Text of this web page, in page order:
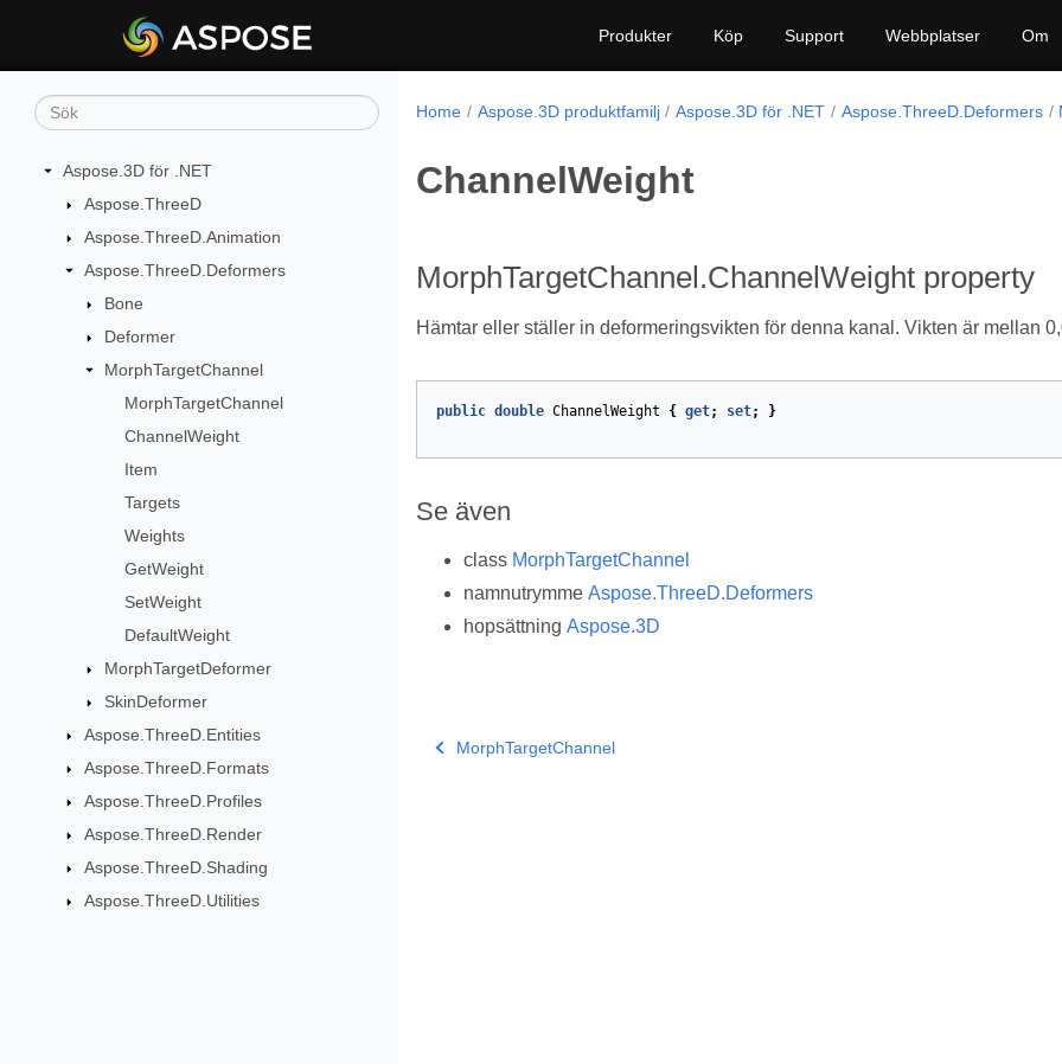
Produkter Köp Support Webbplatser Om
Aspose.3D för .NET
Aspose.ThreeD
Aspose.ThreeD.Animation
Aspose.ThreeD.Deformers
Bone
Deformer
MorphTargetChannel
MorphTargetChannel
ChannelWeight
Item
Targets
Weights
GetWeight
SetWeight
DefaultWeight
MorphTargetDeformer
SkinDeformer
Aspose.ThreeD.Entities
Aspose.ThreeD.Formats
Aspose.ThreeD.Profiles
Aspose.ThreeD.Render
Aspose.ThreeD.Shading
Aspose.ThreeD.Utilities
Home Aspose.3D produktfamilj Aspose.3D för .NET Aspose.ThreeD.Deformers
ChannelWeight
MorphTargetChannel.ChannelWeight property
Hämtar eller ställer in deformeringsvikten för denna kanal. Vikten är mellan
public double ChannelWeight { get; set; }
Se även
class MorphTargetChannel
namnutrymme Aspose.ThreeD.Deformers
hopsättning Aspose.3D
MorphTargetChannel